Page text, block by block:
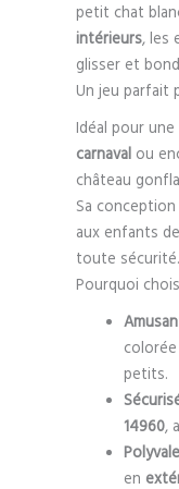
petit chat
intérieurs, les
glisser et
Un jeu parfait
Idéal pour une
carnaval ou
château
Sa
aux enfants de
toute sécurité.
Pourquoi
petits.
14960,
en